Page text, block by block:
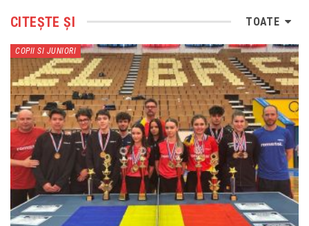
TOATE
CITEȘTE ȘI
COPII SI JUNIORI